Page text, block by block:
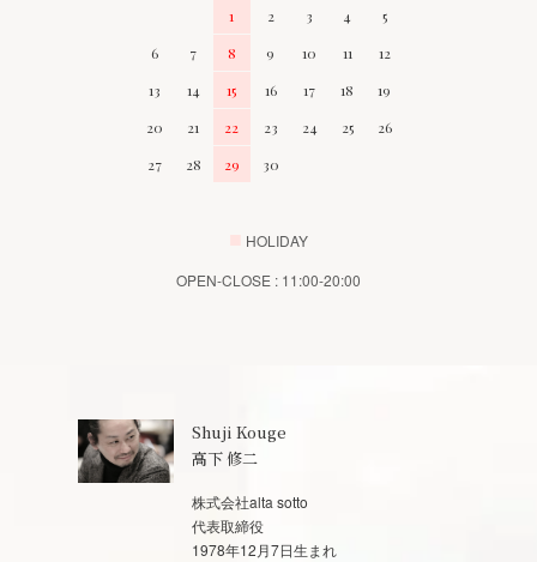
1
2 3 4
5
6
7 8 9 10 11
12
13
14 15 16 17 18
19
20
21 22 23 24 25
26
27
28 29 30
HOLIDAY
OPEN-CLOSE : 11:00-20:00
Shuji Kouge
高下 修二
株式会社alta sotto
代表取締役
1978年12月7日生まれ